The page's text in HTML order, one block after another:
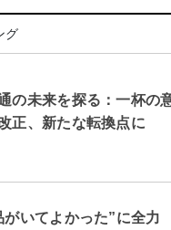
グ
の未来を探る：一杯の
正、新たな転換点に
がいてよかった”に全